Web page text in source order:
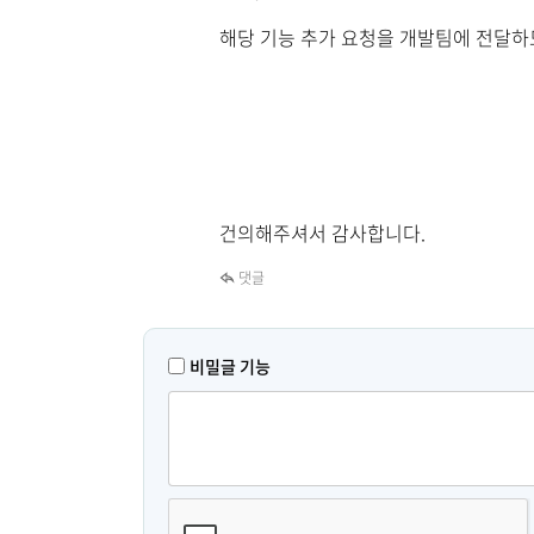
해당 기능 추가 요청을 개발팀에 전달
건의해주셔서 감사합니다.
댓글
비밀글 기능